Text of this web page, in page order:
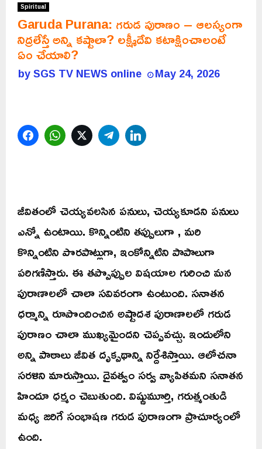
Spiritual
Garuda Purana: గరుడ పురాణం – ఆలస్యంగా
నిద్రలేస్తే అన్ని కష్టాలా? లక్ష్మీదేవి కటాక్షించాలంటే
ఏం చేయాలి?
bySGS TV NEWS online May 24, 2026
FacebookWhatsAppTwitterTelegram
జీవితంలో చెయ్యవలసిన పనులు, చెయ్యకూడని పనులు
ఎన్నో ఉంటాయి. కొన్నింటిని తప్పులుగా , మరి
కొన్నింటిని పొరపాట్లుగా, ఇంకోన్నిటిని పాపాలుగా
పరిగణిస్తారు. ఈ తప్పొప్పుల విషయాల గురించి మన
పురాణాలలో చాలా సవివరంగా ఉంటుంది. సనాతన
ధర్మాన్ని రూపొందించిన అష్టాదశ పురాణాలలో గరుడ
పురాణం చాలా ముఖ్యమైందని చెప్పవచ్చు. ఇందులోని
అన్ని పాఠాలు జీవిత దృక్పథాన్ని నిర్దేశిస్తాయి. ఆలోచనా
సరళిని మారుస్తాయి. దైవత్వం సర్వ వ్యాపితమని సనాతన
హిందూ ధర్మం చెబుతుంది. విష్ణుమూర్తి, గరుత్మంతుడి
మధ్య జరిగే సంభాషణ గరుడ పురాణంగా ప్రాచూర్యంలో
ఉంది.